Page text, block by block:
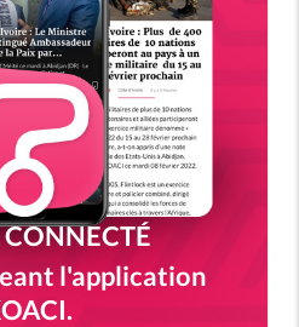
CONNECTÉ
l'application